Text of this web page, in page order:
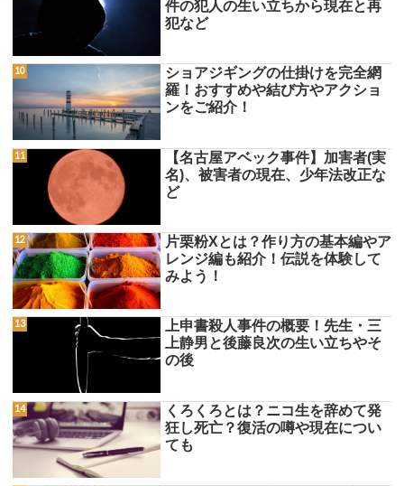
件の犯人の生い立ちから現在と再
犯など
ショアジギングの仕掛けを完全網
羅！おすすめや結び方やアクショ
ンをご紹介！
【名古屋アベック事件】加害者(実
名)、被害者の現在、少年法改正な
ど
片栗粉Xとは？作り方の基本編やア
レンジ編も紹介！伝説を体験して
みよう！
上申書殺人事件の概要！先生・三
上静男と後藤良次の生い立ちやそ
の後
くろくろとは？ニコ生を辞めて発
狂し死亡？復活の噂や現在につい
ても